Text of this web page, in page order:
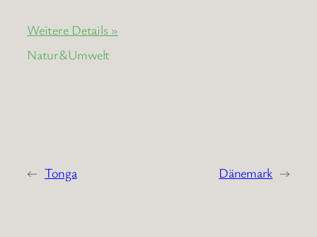
Weitere Details »
Natur&Umwelt
← Tonga Dänemark →